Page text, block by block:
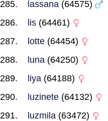
lassana (64575)
lis (64461)
lotte (64454)
luna (64250)
liya (64188)
luzinete (64132)
luzmila (63472)